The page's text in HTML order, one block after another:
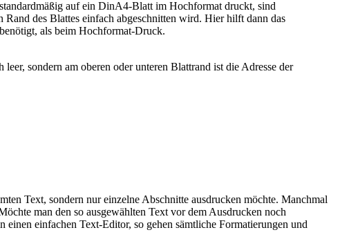
auf ein DinA4-Blatt im Hochformat druckt, sind
des Blattes einfach abgeschnitten wird. Hier hilft dann das
als beim Hochformat-Druck.
sondern am oberen oder unteren Blattrand ist die Adresse der
Text, sondern nur einzelne Abschnitte ausdrucken möchte. Manchmal
man den so ausgewählten Text vor dem Ausdrucken noch
einfachen Text-Editor, so gehen sämtliche Formatierungen und